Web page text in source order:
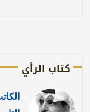
كتاب الرأي